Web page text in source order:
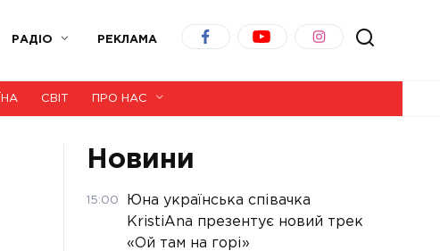
РАДІО РЕКЛАМА
СВІТ ПРО НАС
Новини
15:00
Юна українська співачка
KristiAna презентує новий трек
«Ой там на горі»